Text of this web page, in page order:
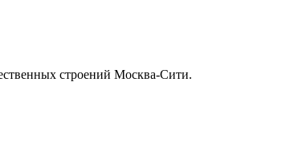
строений Москва-Сити.